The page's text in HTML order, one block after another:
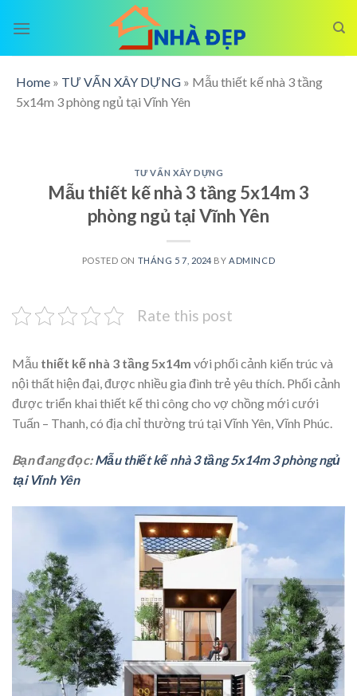
Home » TƯ VẤN XÂY DỰNG » Mẫu thiết kế nhà 3 tầng
5x14m 3 phòng ngủ tại Vĩnh Yên
TƯ VẤN XÂY DỰNG
Mẫu thiết kế nhà 3 tầng 5x14m 3
phòng ngủ tại Vĩnh Yên
POSTED ON THÁNG 5 7, 2024 BYADMINCD
Rate this post
Mẫu thiết kế nhà 3 tầng 5x14m với phối cảnh kiến trúc và
nội thất hiện đại, được nhiều gia đình trẻ yêu thích. Phối cảnh
được triển khai thiết kế thi công cho vợ chồng mới cưới
Tuấn – Thanh, có địa chỉ thường trú tại Vĩnh Yên, Vĩnh Phúc.
Bạn đang đọc:Mẫu thiết kế nhà 3 tầng 5x14m 3 phòng ngủ
tại Vĩnh Yên